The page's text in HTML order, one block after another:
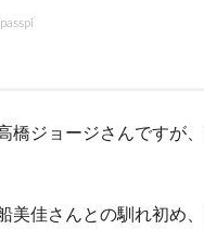
passpi
橋ジョージさんですが
佳さんとの馴れ初め